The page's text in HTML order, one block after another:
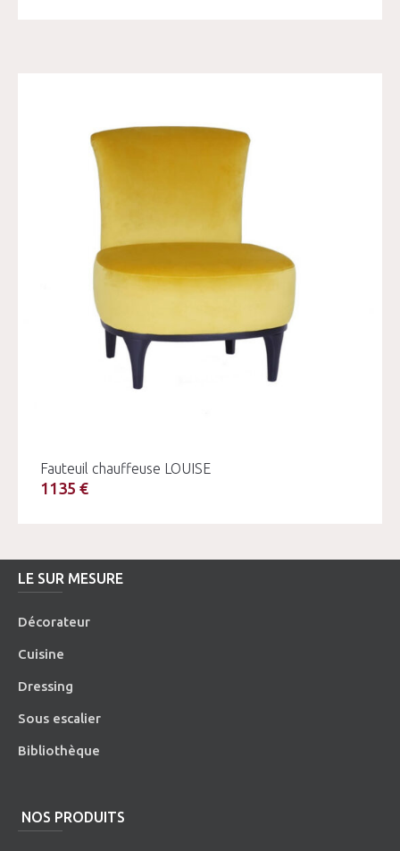
Fauteuil chauffeuse LOUISE
1135 €
LE SUR MESURE
Décorateur
Cuisine
Dressing
Sous escalier
Bibliothèque
NOS PRODUITS